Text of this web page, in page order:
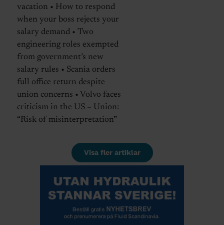
vacation • How to respond
when your boss rejects your
salary demand • Two
engineering roles exempted
from government’s new
salary rules • Scania orders
full office return despite
union concerns • Volvo faces
criticism in the US – Union:
“Risk of misinterpretation”
Visa fler artiklar